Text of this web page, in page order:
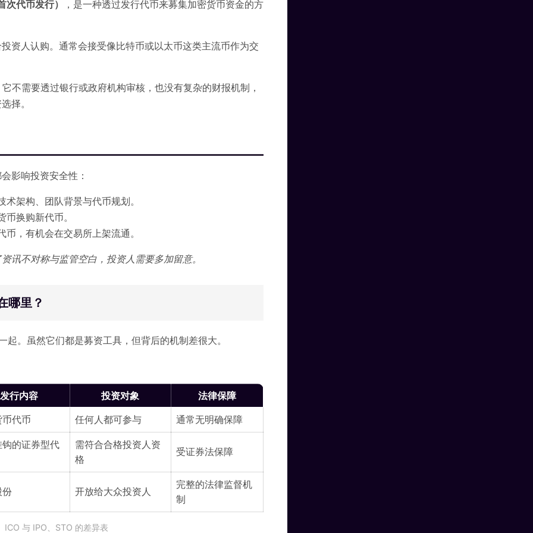
次代币发行） ，是一种透过发行代币来募集加密货币资金的方
资人认购。通常会接受像比特币或以太币这类主流币作为交
不需要透过银行或政府机构审核，也没有复杂的财报机制，
择。
影响投资安全性：
术架构、团队背景与代币规划。
换购新代币。
币，有机会在交易所上架流通。
讯不对称与监管空白，投资人需要多加留意。
哪里？
起。虽然它们都是募资工具，但背后的机制差很大。
发行内容 投资对象
法律保障
代币
任何人都可参与 通常无明确保障
的证券型代
需符合合格投资人资
格
受证券法保障
份 开放给大众投资人
完整的法律监督机
制
ICO 与 IPO、STO 的差异表